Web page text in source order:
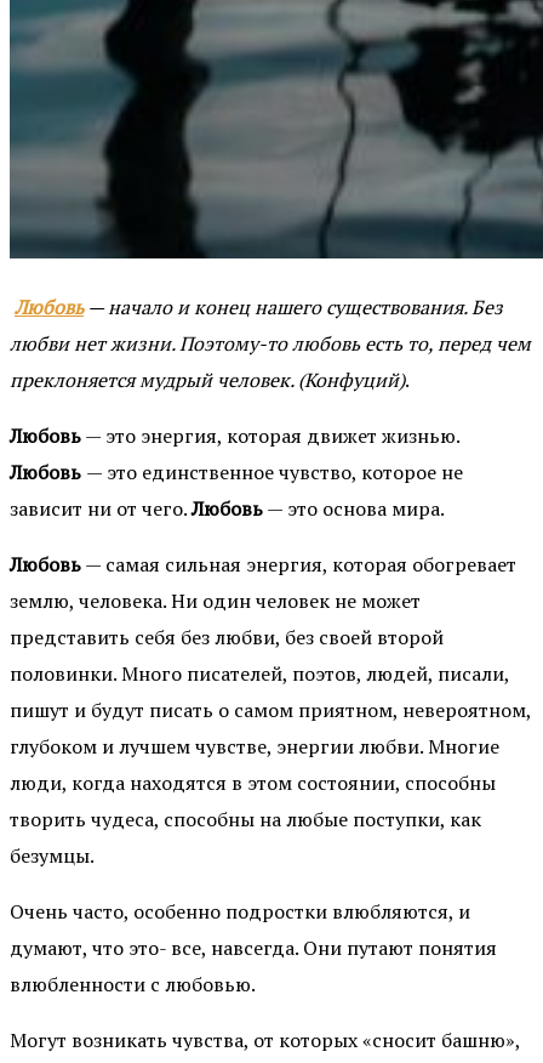
Любовь— начало и конец нашего существования. Без
любви нет жизни. Поэтому-то любовь есть то, перед чем
преклоняется мудрый человек. (Конфуций).
Любовь— это энеpгия, котоpая движет жизнью.
Любовь — это единственное чувство, которое не
зависит ни от чего.Любовь— это основа мира.
Любовь— самая сильная энергия, которая обогревает
землю, человека. Ни один человек не может
представить себя без любви, без своей второй
половинки. Много писателей, поэтов, людей, писали,
пишут и будут писать о самом приятном, невероятном,
глубоком и лучшем чувстве, энергии любви. Многие
люди, когда находятся в этом состоянии, способны
творить чудеса, способны на любые поступки, как
безумцы.
Очень часто, особенно подростки влюбляются, и
думают, что это- все, навсегда. Они путают понятия
влюбленности с любовью.
Могут возникать чувства, от которых «сносит башню»,